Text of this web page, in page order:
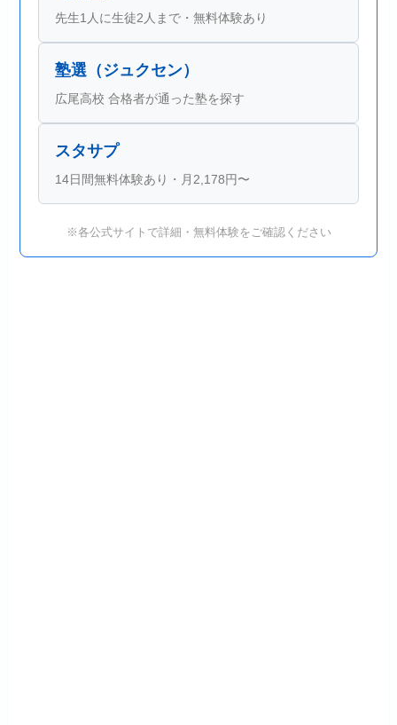
先生1人に生徒2人まで・無料体験あり
塾選（ジュクセン）
広尾高校 合格者が通った塾を探す
スタサプ
14日間無料体験あり・月2,178円〜
※各公式サイトで詳細・無料体験をご確認ください